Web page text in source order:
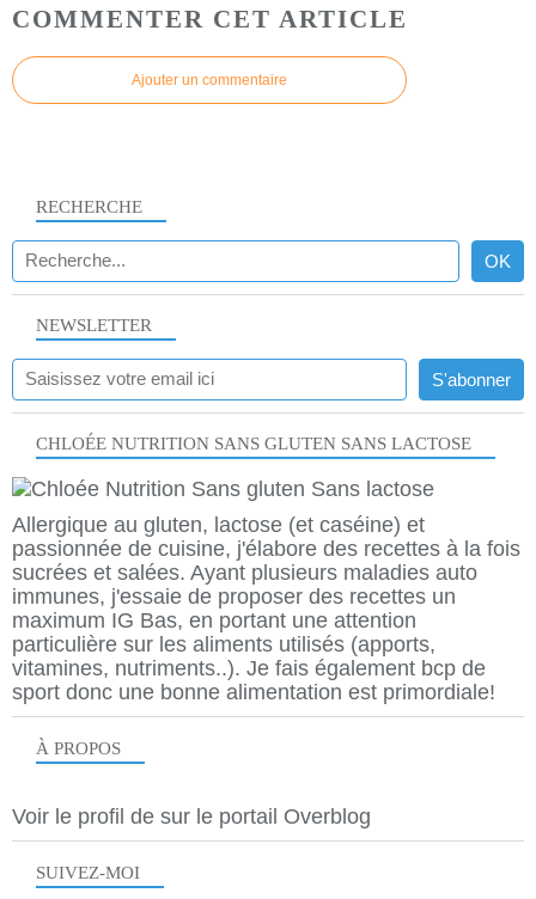
COMMENTER CET ARTICLE
Ajouter un commentaire
NEWSLETTER
SUIVEZ-MOI
RECHERCHE
CHLOÉE NUTRITION SANS GLUTEN SANS LACTOSE
Allergique au gluten, lactose (et caséine) et
passionnée de cuisine, j'élabore des recettes à la fois
sucrées et salées. Ayant plusieurs maladies auto
immunes, j'essaie de proposer des recettes un
maximum IG Bas, en portant une attention
particulière sur les aliments utilisés (apports,
vitamines, nutriments..). Je fais également bcp de
sport donc une bonne alimentation est primordiale!
À PROPOS
Voir le profil de sur le portail Overblog